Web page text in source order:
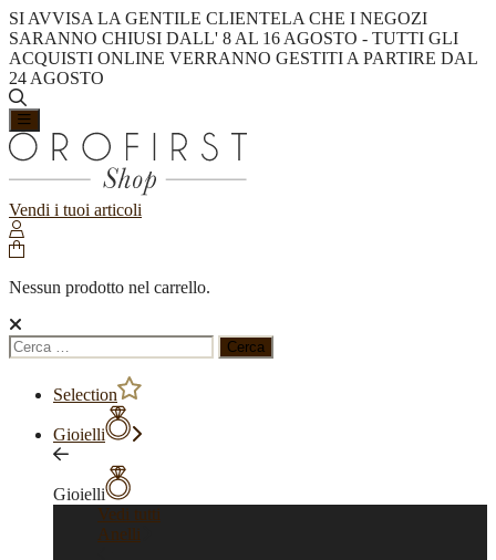
SI AVVISA LA GENTILE CLIENTELA CHE I NEGOZI
SARANNO CHIUSI DALL' 8 AL 16 AGOSTO - TUTTI GLI
ACQUISTI ONLINE VERRANNO GESTITI A PARTIRE DAL
24 AGOSTO
Vendi i tuoi articoli
Nessun prodotto nel carrello.
Ricerca
per:
Selection
Gioielli
Gioielli
Vedi tutti
Anelli